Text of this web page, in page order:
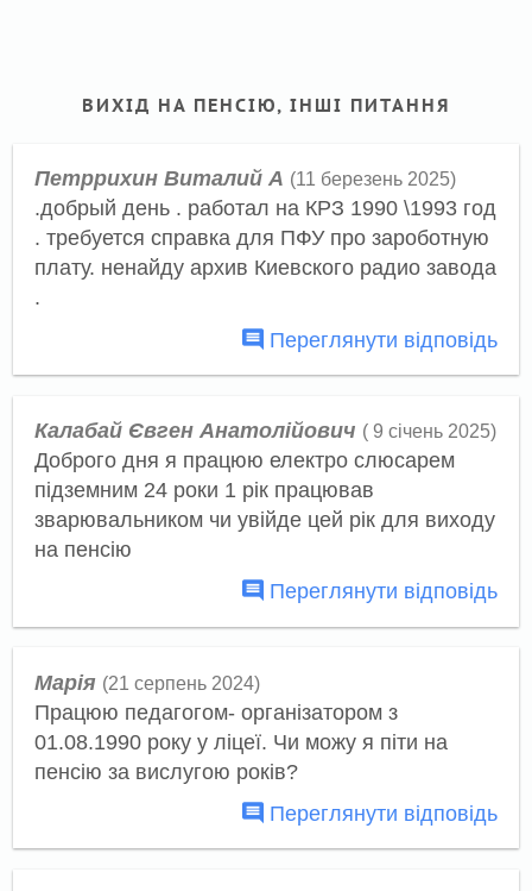
ВИХІД НА ПЕНСІЮ, ІНШІ ПИТАННЯ
Петррихин Виталий А (11 березень 2025)
.добрый день . работал на КРЗ 1990 \1993 год
. требуется справка для ПФУ про зароботную
плату. ненайду архив Киевского радио завода
.
Переглянути відповідь
Калабай Євген Анатолійович ( 9 січень 2025)
Доброго дня я працюю електро слюсарем
підземним 24 роки 1 рік працював
зварювальником чи увійде цей рік для виходу
на пенсію
Переглянути відповідь
Марія (21 серпень 2024)
Працюю педагогом- організатором з
01.08.1990 року у ліцеї. Чи можу я піти на
пенсію за вислугою років?
Переглянути відповідь